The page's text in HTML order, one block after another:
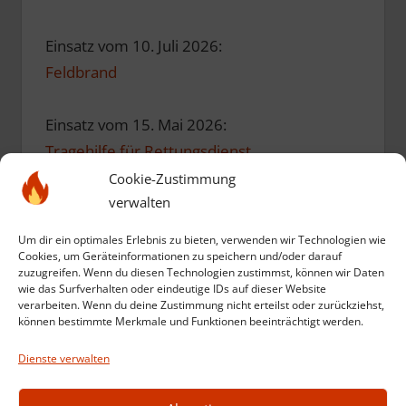
Cookie-Zustimmung
verwalten
Um dir ein optimales Erlebnis zu bieten, verwenden wir Technologien wie
Cookies, um Geräteinformationen zu speichern und/oder darauf
zuzugreifen. Wenn du diesen Technologien zustimmst, können wir Daten
wie das Surfverhalten oder eindeutige IDs auf dieser Website
verarbeiten. Wenn du deine Zustimmung nicht erteilst oder zurückziehst,
können bestimmte Merkmale und Funktionen beeinträchtigt werden.
Dienste verwalten
Einsatz vom 10. Juli 2026:
Feldbrand
Einsatz vom 15. Mai 2026:
Tragehilfe für Rettungsdienst
Einsatz vom 10. Mai 2026:
Einsatz vom 12. März 2026:
Kompost in Brand